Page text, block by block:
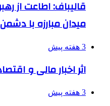
قالیباف: اطاعت از
میدان مبارزه با
3 هفته پیش
اثر اخبار مالی و
3 هفته پیش